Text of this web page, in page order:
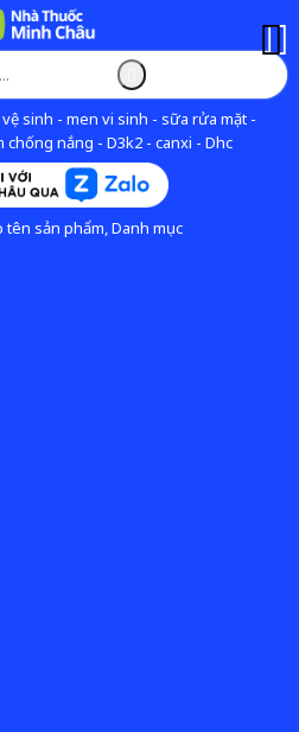
sinh - men vi sinh - sữa rửa mặt -
chống nắng - D3k2 - canxi - Dhc
tên sản phẩm, Danh mục